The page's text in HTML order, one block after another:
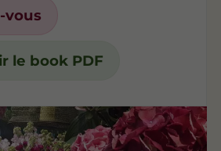
vous
le book PDF